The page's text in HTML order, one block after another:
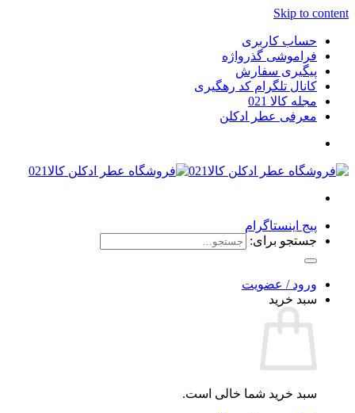
Skip to content
حساب کاربری
فراموشی گذرواژه
پیگیری سفارش
کانال تلگرام کد رهگیری
مجله کالا 021
معرفی عطر ادکلن
پیج اینستاگرام
جستجو برای:
ورود / عضویت
سبد خرید
سبد خرید شما خالی است.